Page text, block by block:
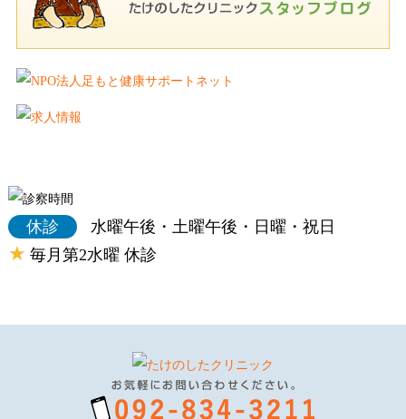
休診 水曜午後・土曜午後・日曜・祝日
★ 毎月第2水曜 休診